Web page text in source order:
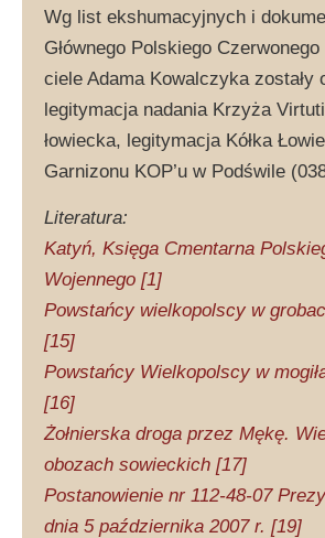
Wg list ekshumacyjnych i
Głównego Polskiego
ciele Adama Kowalczyka zostały
legitymacja nadania Krzyża
łowiecka, legitymacja Kółka
Garnizonu KOP’u w Podświle
Literatura:
Katyń, Księga Cmentarna
Wojennego [1]
Powstańcy wielkopolscy w
[15]
Powstańcy Wielkopolscy w
[16]
Żołnierska droga przez Mękę.
obozach sowieckich [17]
Postanowienie nr 112-48-07
dnia 5 października 2007 r. [19]